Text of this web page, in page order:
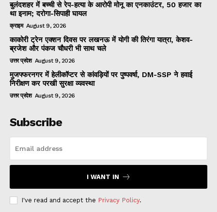
बुलंदशहर में बच्ची से रेप-हत्या के आरोपी मोनू का एनकाउंटर, 50 हजार का
था इनाम; दरोगा-सिपाही घायल
क्राइम August 9, 2026
काकोरी ट्रेन एक्शन दिवस पर लखनऊ में योगी की तिरंगा यात्रा, केशव-
ब्रजेश और पंकज चौधरी भी साथ चले
उत्तर प्रदेश August 9, 2026
मुजफ्फरनगर में हेलीकॉप्टर से कांवड़ियों पर पुष्पवर्षा, DM-SSP ने हवाई
निरीक्षण कर परखी सुरक्षा व्यवस्था
उत्तर प्रदेश August 9, 2026
Subscribe
I WANT IN
I've read and accept the Privacy Policy.